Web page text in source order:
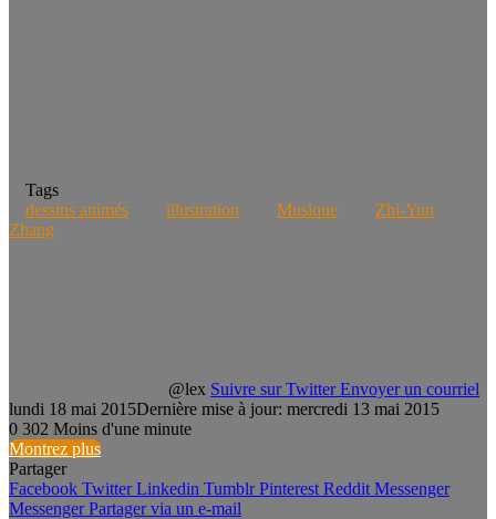
Tags
dessins animés
illustration Musique
Zhi-Yun
Zhang
@lex Suivre sur Twitter Envoyer un courriel
lundi 18 mai 2015Dernière mise à jour: mercredi 13 mai 2015
0 302 Moins d'une minute
Montrez plus
Partager
Facebook Twitter Linkedin Tumblr Pinterest Reddit Messenger
Messenger Partager via un e-mail